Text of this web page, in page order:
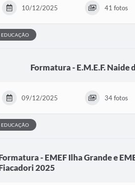
10/12/2025 41 fotos
EDUCAÇÃO
Formatura - E.M.E.F. Naide
09/12/2025 34 fotos
EDUCAÇÃO
- EMEF Ilha Grande e
2025